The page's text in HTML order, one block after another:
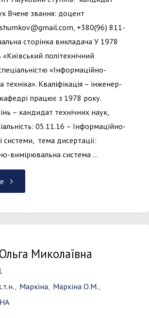
Вчене звання: доцент
+380(96) 811-
сторінка викладача У 1978
«Київський політехнічний
«Інформаційно-
Кваліфікація – інженер-
працює з 1978 року.
– кандидат технічних наук,
05.11.16 – Інформаційно-
системи, тема дисертації:
вимірювальна система …
"Шумков
Сергійович"
Миколаївна
Маркіна Маркіна О.М.